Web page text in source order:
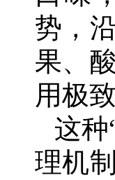
势，
果、
用极
这
理机